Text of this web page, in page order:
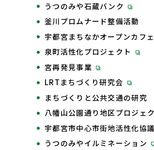
うつのみや石蔵バンク
釜川プロムナード整備活動
宇都宮まちなかオープンカフェ
泉町活性化プロジェクト
宮再発見事業
LRTまちづくり研究会
まちづくりと公共交通の研究
八幡山公園通り地区プロジェ
宇都宮市中心市街地活性化協
うつのみやイルミネーション